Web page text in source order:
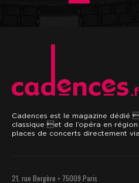
Cadences est le magazine dédié
classique et de l’opéra en
places de concerts directement
21, rue Bergère • 75009 Paris